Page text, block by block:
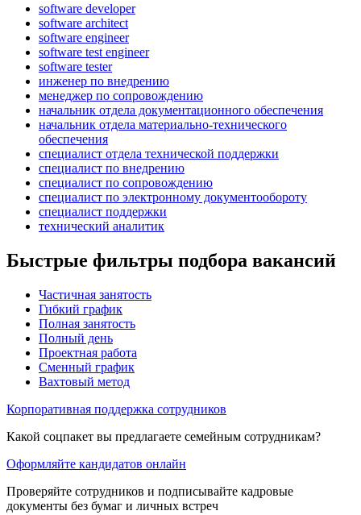
software developer
software architect
software engineer
software test engineer
software tester
инженер по внедрению
менеджер по сопровождению
начальник отдела документационного обеспечения
начальник отдела материально-технического
обеспечения
специалист отдела технической поддержки
специалист по внедрению
специалист по сопровождению
специалист по электронному документообороту
специалист поддержки
технический аналитик
Быстрые фильтры подбора вакансий
Частичная занятость
Гибкий график
Полная занятость
Полный день
Проектная работа
Сменный график
Вахтовый метод
Корпоративная поддержка сотрудников
Какой соцпакет вы предлагаете семейным сотрудникам?
Оформляйте кандидатов онлайн
Проверяйте сотрудников и подписывайте кадровые
документы без бумаг и личных встреч